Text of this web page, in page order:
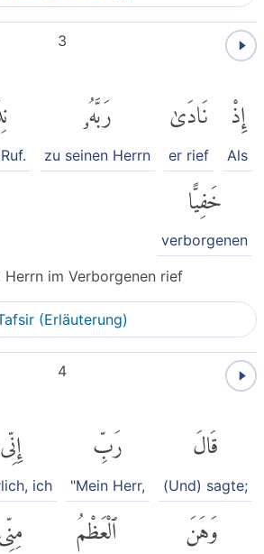
3
إِذْ
Als
نَادَىٰ
er rief
رَبَّهُۥ
zu seinen Herrn
خَفِيًّا
verborgenen
Herrn im Verborgenen rief
(Erläuterung)
4
قَالَ
(Und) sagte;
رَبِّ
"Mein Herr,
إِنِّى
ich
وَهَنَ ٱلْعَظْمُ